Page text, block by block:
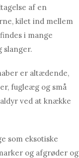
af en
kilet ind mellem
i mange
slanger.
er altædende,
fugleæg og små
ved at knække
som eksotiske
og afgrøder og